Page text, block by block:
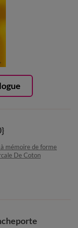
mémoire de forme
De Coton